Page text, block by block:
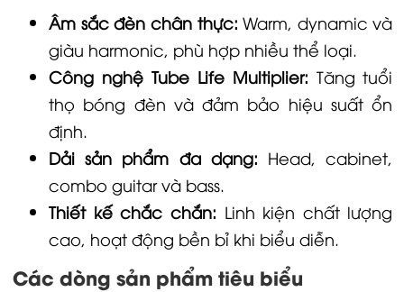
Âm sắc đèn chân thực: Warm, dynamic và
giàu harmonic, phù hợp nhiều thể loại.
Công nghệ Tube Life Multiplier: Tăng tuổi
thọ bóng đèn và đảm bảo hiệu suất ổn
định.
Dải sản phẩm đa dạng: Head, cabinet,
combo guitar và bass.
Thiết kế chắc chắn: Linh kiện chất lượng
cao, hoạt động bền bỉ khi biểu diễn.
Các dòng sản phẩm tiêu biểu